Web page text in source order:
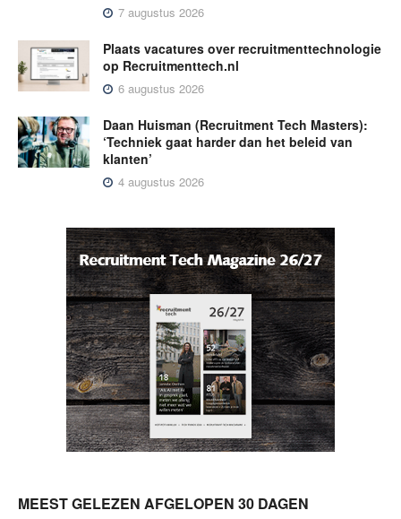
7 augustus 2026
Plaats vacatures over recruitmenttechnologie
op Recruitmenttech.nl
6 augustus 2026
Daan Huisman (Recruitment Tech Masters):
‘Techniek gaat harder dan het beleid van
klanten’
4 augustus 2026
MEEST GELEZEN AFGELOPEN 30 DAGEN